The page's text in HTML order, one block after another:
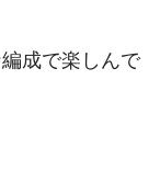
成で楽しんで